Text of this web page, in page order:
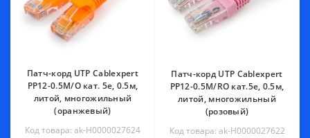
Патч-корд UTP Cablexpert
PP12-0.5M/O кат. 5e, 0.5м,
литой, многожильный
(оранжевый)
Код товара: ak-Н0000027624
Патч-корд UTP Cablexpert
PP12-0.5M/RO кат.5e, 0.5м,
литой, многожильный
(розовый)
Код товара: ak-Н0000027622